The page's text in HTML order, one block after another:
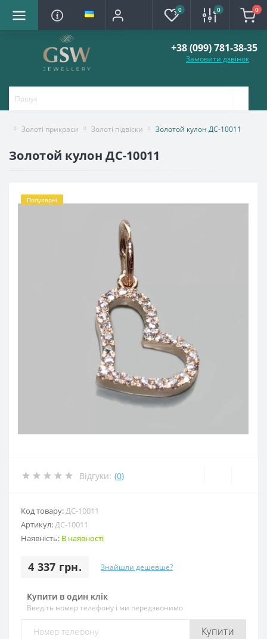
0 0 0
+38 (099) 781-38-35
Замовити дзвінок
Золоті прикраси Золоті підвіски Золотой кулон ДС-10011
Золотой кулон ДС-10011
Популярні
Відгуки: (0)
Код товару:ДС-10011
Артикул:ДС-10011
Наявність: В наявності
4 337 грн. Знайшли дешевше?
Купити в один клік
Введіть номер телефону і ми передзвонимо
Купити